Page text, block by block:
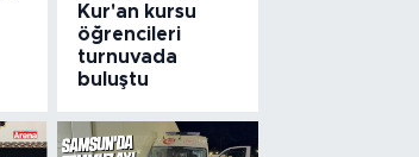
Kur'an kursu
öğrencileri
turnuvada
buluştu